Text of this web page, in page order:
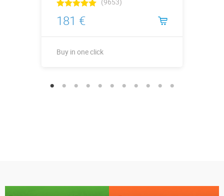
181 €
Buy in one click